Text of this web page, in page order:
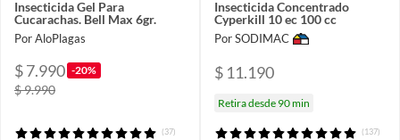
Insecticida Gel Para
Cucarachas. Bell Max 6gr.
Por AloPlagas
$ 7.990 -20%
$ 9.990
(37)
Insecticida Concentrado
Cyperkill 10 ec 100 cc
Por SODIMAC
$ 11.190
Retira desde 90 min
(137)